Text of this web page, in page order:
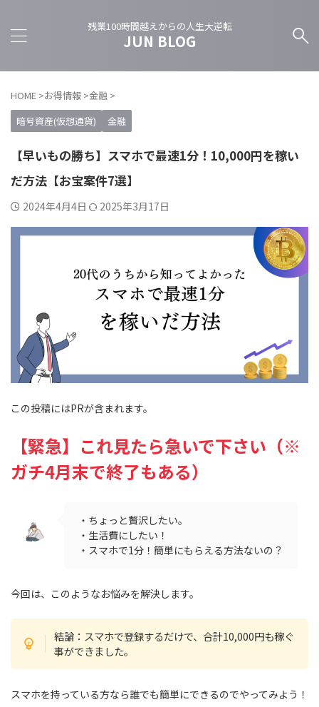
残業100時間越えからの人生大逆転
JUN BLOG
HOME >お得情報 >金融 >
暗号資産(仮想通貨)
金融
【早いもの勝ち】スマホで最速1分！10,000円を稼い
だ方法【お宝案件7選】
2024年4月4日 2025年3月17日
この投稿にはPRが含まれます。
【緊急】これ見たら急いで下さい（※
ガチ4月末で終了もある）
・ちょっと贅沢したい。
・生活費にしたい！
・スマホで1分！簡単にもらえる方法ないの？
今回は、このようなお悩みを解決します。
結論：スマホで登録するだけで、合計10,000円も稼ぐ
事ができました。
スマホを持っている方なら誰でも簡単にできるのでやってみよう！